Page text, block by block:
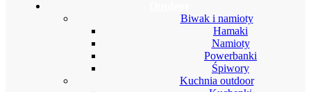
Biwak i namioty
Hamaki
Namioty
Powerbanki
Śpiwory
Kuchnia outdoor